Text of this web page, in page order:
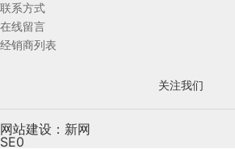
联系方式
在线留言
经销商列表
关注我们
网站建设：新网
SE0